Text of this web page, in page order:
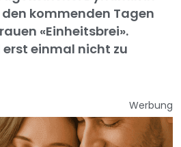
kommenden Tagen
«Einheitsbrei».
einmal nicht zu
Werbung